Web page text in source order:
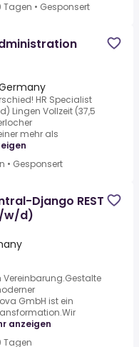
Tagen • Gesponsert
HR Specialist
Lingen Vollzeit (37,5
mehr als
• Gesponsert
Django REST
w/d)
GmbH ist ein
anzeigen
Tagen